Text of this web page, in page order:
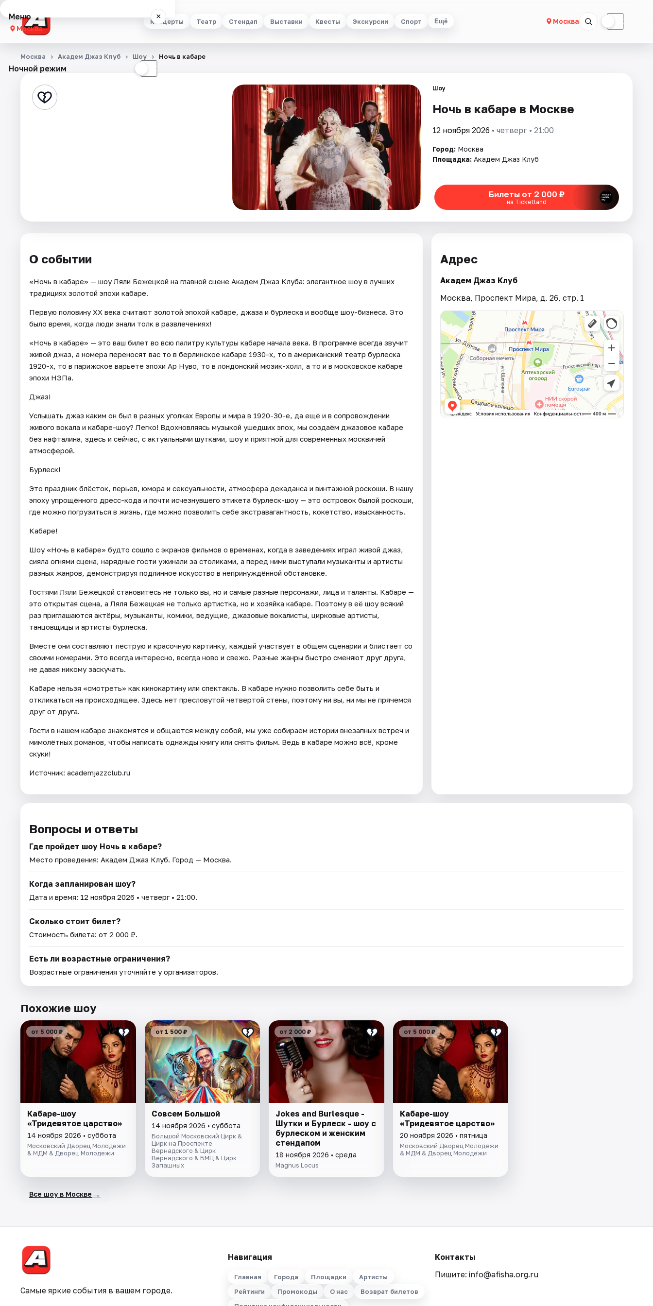
Концерты Театр Стендап Выставки Квесты Экскурсии Спорт Ещё Москва ☾
Меню ×
Москва
Концерты
Стендап
Артисты
Рейтинги
Ночной режим ☾
Москва Академ Джаз Клуб Шоу Ночь в кабаре
Шоу
Ночь в кабаре в Москве
12 ноября 2026 • четверг • 21:00
Город: Москва
Площадка: Академ Джаз Клуб
Билеты от 2 000 ₽
на Ticketland
О событии
«Ночь в кабаре» — шоу Ляли Бежецкой на главной сцене Академ Джаз Клуба: элегантное шоу в лучших
традициях золотой эпохи кабаре.
Первую половину ХХ века считают золотой эпохой кабаре, джаза и бурлеска и вообще шоу-бизнеса. Это
было время, когда люди знали толк в развлечениях!
«Ночь в кабаре» — это ваш билет во всю палитру культуры кабаре начала века. В программе всегда звучит
живой джаз, а номера переносят вас то в берлинское кабаре 1930-х, то в американский театр бурлеска
1920-х, то в парижское варьете эпохи Ар Нуво, то в лондонский мюзик-холл, а то и в московское кабаре
эпохи НЭПа.
Джаз!
Услышать джаз каким он был в разных уголках Европы и мира в 1920-30-е, да ещё и в сопровождении
живого вокала и кабаре-шоу? Легко! Вдохновляясь музыкой ушедших эпох, мы создаём джазовое кабаре
без нафталина, здесь и сейчас, с актуальными шутками, шоу и приятной для современных москвичей
атмосферой.
Бурлеск!
Это праздник блёсток, перьев, юмора и сексуальности, атмосфера декаданса и винтажной роскоши. В нашу
эпоху упрощённого дресс-кода и почти исчезнувшего этикета бурлеск-шоу — это островок былой роскоши,
где можно погрузиться в жизнь, где можно позволить себе экстравагантность, кокетство, изысканность.
Кабаре!
Шоу «Ночь в кабаре» будто сошло с экранов фильмов о временах, когда в заведениях играл живой джаз,
сияла огнями сцена, нарядные гости ужинали за столиками, а перед ними выступали музыканты и артисты
разных жанров, демонстрируя подлинное искусство в непринуждённой обстановке.
Гостями Ляли Бежецкой становитесь не только вы, но и самые разные персонажи, лица и таланты. Кабаре —
это открытая сцена, а Ляля Бежецкая не только артистка, но и хозяйка кабаре. Поэтому в её шоу всякий
раз приглашаются актёры, музыканты, комики, ведущие, джазовые вокалисты, цирковые артисты,
танцовщицы и артисты бурлеска.
Вместе они составляют пёструю и красочную картинку, каждый участвует в общем сценарии и блистает со
своими номерами. Это всегда интересно, всегда ново и свежо. Разные жанры быстро сменяют друг друга,
не давая никому заскучать.
Кабаре нельзя «смотреть» как кинокартину или спектакль. В кабаре нужно позволить себе быть и
откликаться на происходящее. Здесь нет пресловутой четвёртой стены, поэтому ни вы, ни мы не прячемся
друг от друга.
Гости в нашем кабаре знакомятся и общаются между собой, мы уже собираем истории внезапных встреч и
мимолётных романов, чтобы написать однажды книгу или снять фильм. Ведь в кабаре можно всё, кроме
скуки!
Источник: academjazzclub.ru
Адрес
Академ Джаз Клуб
Москва, Проспект Мира, д. 26, стр. 1
Вопросы и ответы
Где пройдет шоу Ночь в кабаре?
Место проведения: Академ Джаз Клуб. Город — Москва.
Когда запланирован шоу?
Дата и время: 12 ноября 2026 • четверг • 21:00.
Сколько стоит билет?
Стоимость билета: от 2 000 ₽.
Есть ли возрастные ограничения?
Возрастные ограничения уточняйте у организаторов.
Похожие шоу
от 5 000 ₽
Кабаре-шоу
«Тридевятое царство»
14 ноября 2026 • суббота
Московский Дворец Молодежи
& МДМ & Дворец Молодежи
от 1 500 ₽
Совсем Большой
14 ноября 2026 • суббота
Большой Московский Цирк &
Цирк на Проспекте
Вернадского & Цирк
Вернадского & БМЦ & Цирк
Запашных
от 2 000 ₽
Jokes and Burlesque -
Шутки и Бурлеск - шоу с
бурлеском и женским
стендапом
18 ноября 2026 • среда
Magnus Locus
от 5 000 ₽
Кабаре-шоу
«Тридевятое царство»
20 ноября 2026 • пятница
Московский Дворец Молодежи
& МДМ & Дворец Молодежи
Все шоу в Москве →
Самые яркие события в вашем городе.
Навигация
Главная Города Площадки
Артисты
Рейтинги
Промокоды О нас
Возврат билетов
Контакты
Пишите: info@afisha.org.ru